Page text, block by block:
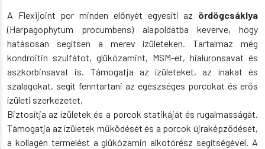
A Flexijoint por minden előnyét egyesíti az ördögcsáklya
(Harpagophytum procumbens) alapoldatba keverve, hogy
hatásosan segítsen a merev ízületeken. Tartalmaz még
kondroitin szulfátot, glükózamint, MSM-et, hialuronsavat és
aszkorbinsavat is. Támogatja az ízületeket, az ínakat és
szalagokat, segít fenntartani az egészséges porcokat és erős
ízületi szerkezetet.
Biztosítja az ízületek és a porcok statikáját és rugalmasságát.
Támogatja az ízületek működését és a porcok újraképződését,
a kollagén termelést a glükózamin alkotórész segítségével. A